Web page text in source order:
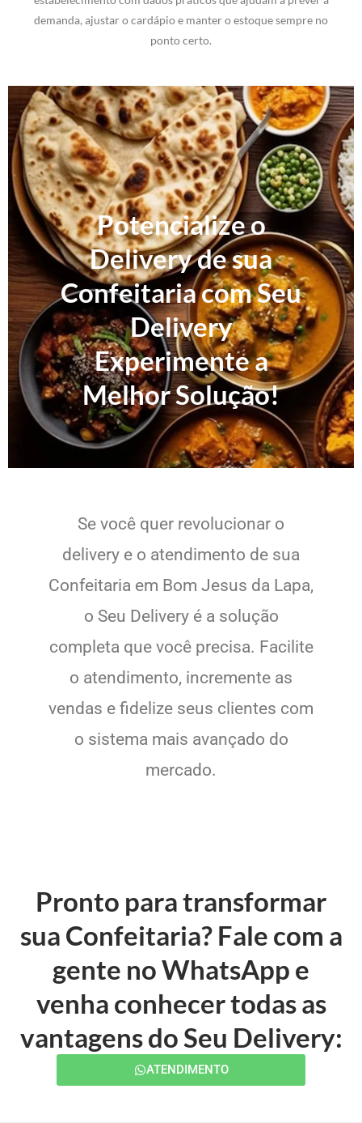
demanda, ajustar o cardápio e manter o estoque sempre no
ponto certo.
Potencialize o
Delivery de sua
Confeitaria com Seu
Delivery
Experimente a
Melhor Solução!
Se você quer revolucionar o
delivery e o atendimento de sua
Confeitaria em Bom Jesus da Lapa,
o Seu Delivery é a solução
completa que você precisa. Facilite
o atendimento, incremente as
vendas e fidelize seus clientes com
o sistema mais avançado do
mercado.
Pronto para transformar
sua Confeitaria? Fale com a
gente no WhatsApp e
venha conhecer todas as
vantagens do Seu Delivery:
ATENDIMENTO